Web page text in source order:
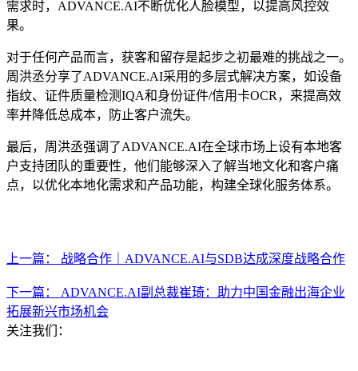
需求时，ADVANCE.AI不断优化人脸模型，以提高风控效
果。
对于任何产品而言，获客和留存是起步之初最难的挑战之一。
周洪丞分享了ADVANCE.AI采用的多层式解决方案，如设备
指纹、证件质量检测IQA和身份证件/信用卡OCR，来提高效
率并降低总成本，防止客户流失。
最后，周洪丞强调了ADVANCE.AI在全球市场上设有本地客
户支持团队的重要性，他们能够深入了解当地文化和客户痛
点，以优化本地化需求和产品功能，构建全球化服务体系。
上一篇： 战略合作｜ADVANCE.AI与SDB达成深度战略合作
下一篇： ADVANCE.AI副总裁崔琦：助力中国金融出海企业
拓展新兴市场机会
关注我们：